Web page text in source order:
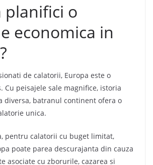
planifici o
economica in
de calatorii, Europa este o
Cu peisajele sale magnifice, istoria
diversa, batranul continent ofera o
unica.
pentru calatorii cu buget limitat,
poate parea descurajanta din cauza
asociate cu zborurile, cazarea si